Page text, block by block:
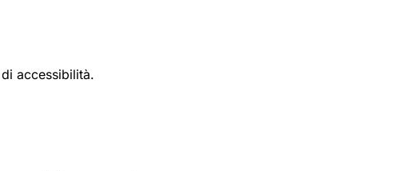
accessibilità.